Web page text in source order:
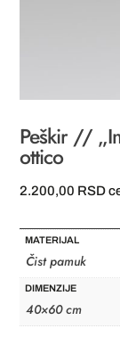
Peškir //
ottico
2.200,00 RSD
MATERIJAL
Čist pamuk
DIMENZIJE
40×60 cm